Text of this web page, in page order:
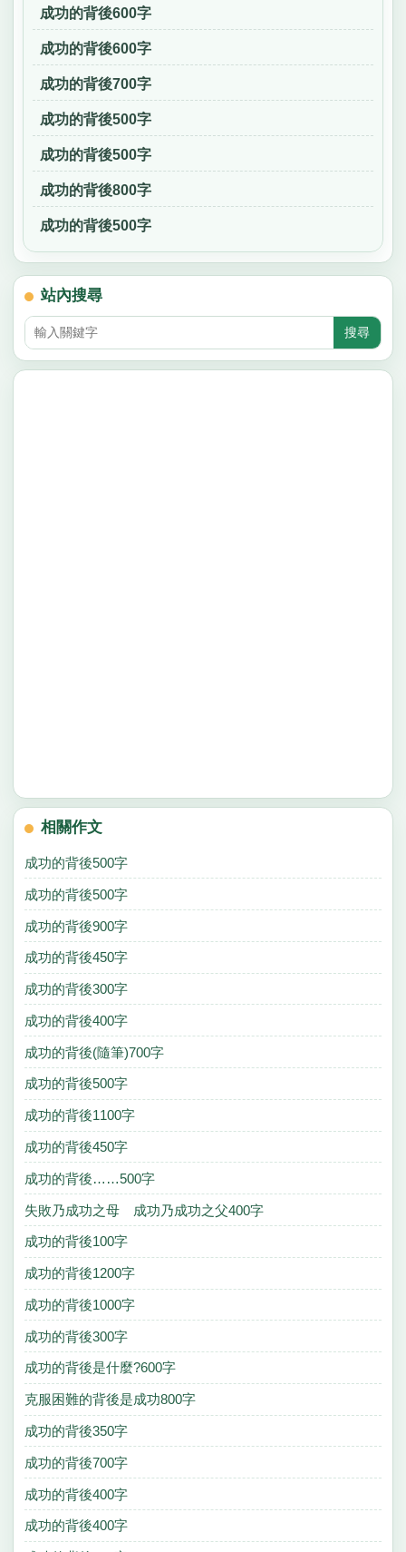
成功的背後600字
成功的背後600字
成功的背後700字
成功的背後500字
成功的背後500字
成功的背後800字
成功的背後500字
站內搜尋
相關作文
成功的背後500字
成功的背後500字
成功的背後900字
成功的背後450字
成功的背後300字
成功的背後400字
成功的背後(隨筆)700字
成功的背後500字
成功的背後1100字
成功的背後450字
成功的背後……500字
失敗乃成功之母 成功乃成功之父400字
成功的背後100字
成功的背後1200字
成功的背後1000字
成功的背後300字
成功的背後是什麼?600字
克服困難的背後是成功800字
成功的背後350字
成功的背後700字
成功的背後400字
成功的背後400字